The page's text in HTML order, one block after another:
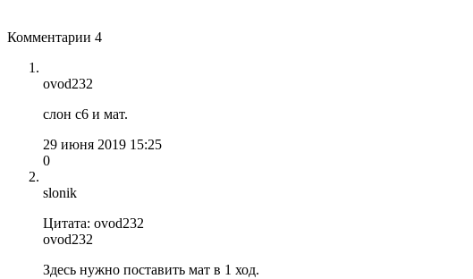
Комментарии 4
ovod232
слон с6 и мат.
29 июня 2019 15:25
0
slonik
Цитата: ovod232
ovod232
Здесь нужно поставить мат в 1 ход.